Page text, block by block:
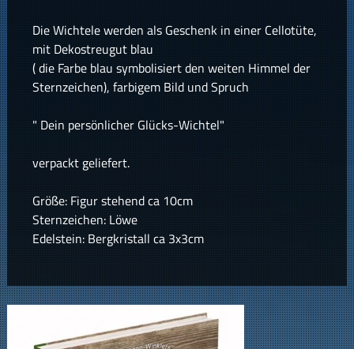
Die Wichtele werden als Geschenk in einer Cellotüte,
mit Dekostreugut blau
( die Farbe blau symbolisiert den weiten Himmel der
Sternzeichen), farbigem Bild und Spruch
" Dein persönlicher Glücks-Wichtel"
verpackt geliefert.
Größe: Figur stehend ca 10cm
Sternzeichen: Löwe
Edelstein: Bergkristall ca 3x3cm